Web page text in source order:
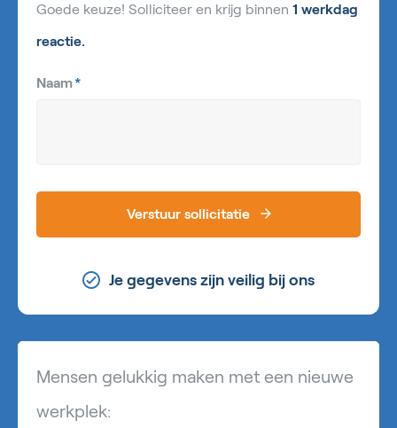
Goede keuze! Solliciteer en krijg binnen 1 werkdag
reactie.
Naam*
Verstuur sollicitatie
Je gegevens zijn veilig bij ons
Mensen gelukkig maken met een nieuwe
werkplek: